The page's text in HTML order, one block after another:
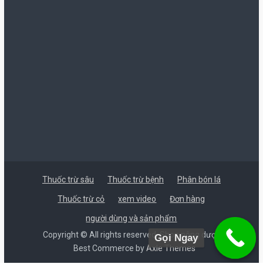
Thuốc trừ sâu Thuốc trừ bệnh Phân bón lá
Thuốc trừ cỏ xem video Đơn hàng
người dùng và sản phẩm
Copyright © All rights reserved. Shop nông dược
Best Commerce byAxle Themes
Gọi Ngay